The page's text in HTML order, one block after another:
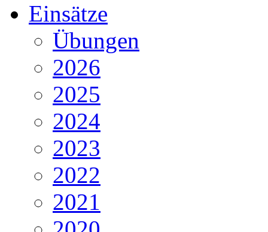
Einsätze
Übungen
2026
2025
2024
2023
2022
2021